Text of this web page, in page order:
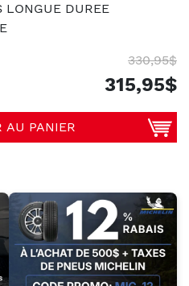
LONGUE DUREE
330,95$
315,95$
AU PANIER